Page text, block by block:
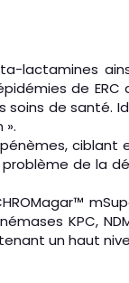
lactamines
de
soins de santé.
ciblant
de la
KPC,
un haut